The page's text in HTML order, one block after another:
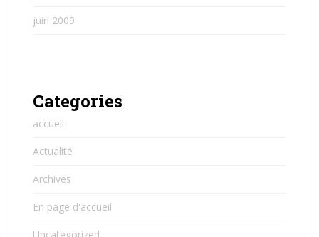
juin 2009
Categories
accueil
Actualité
Archives
En page d'accueil
Uncategorized